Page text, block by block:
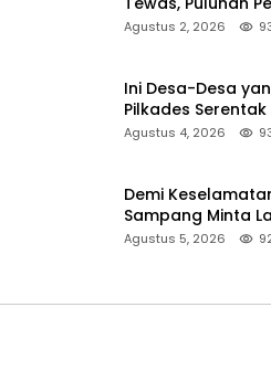
Pencarian
Agustus 2, 2026
Ini Desa-Desa
Pilkades
Sumenep
Agustus 4, 2026
Demi
Sampang Minta
ke Lokasi Aman
Agustus 5, 2026